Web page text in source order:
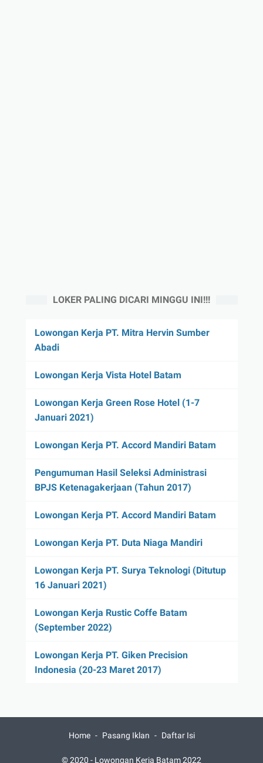
LOKER PALING DICARI MINGGU INI!!!
Lowongan Kerja PT. Mitra Hervin Sumber
Abadi
Lowongan Kerja Vista Hotel Batam
Lowongan Kerja Green Rose Hotel (1-7
Januari 2021)
Lowongan Kerja PT. Accord Mandiri Batam
Pengumuman Hasil Seleksi Administrasi
BPJS Ketenagakerjaan (Tahun 2017)
Lowongan Kerja PT. Accord Mandiri Batam
Lowongan Kerja PT. Duta Niaga Mandiri
Lowongan Kerja PT. Surya Teknologi (Ditutup
16 Januari 2021)
Lowongan Kerja Rustic Coffe Batam
(September 2022)
Lowongan Kerja PT. Giken Precision
Indonesia (20-23 Maret 2017)
Home Pasang Iklan Daftar Isi
© 2020 - Lowongan Kerja Batam 2022